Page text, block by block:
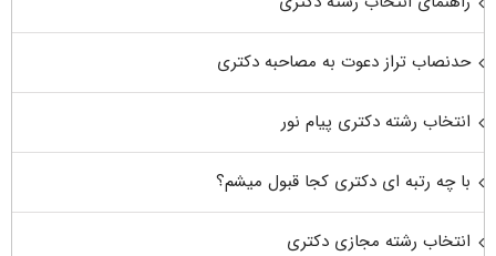
حدنصاب تراز دعوت به مصاحبه دکتری
انتخاب رشته دکتری پیام نور
با چه رتبه ای دکتری کجا قبول میشم؟
انتخاب رشته مجازی دکتری